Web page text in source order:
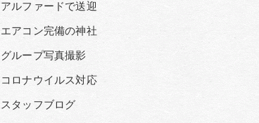
アルファードで送迎
エアコン完備の神社
グループ写真撮影
コロナウイルス対応
スタッフブログ